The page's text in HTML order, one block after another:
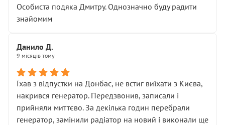
Особиста подяка Дмитру. Однозначно буду радити
знайомим
Данило Д.
9 місяців тому
Їхав з відпустки на Донбас, не встиг виїхати з Києва,
накрився генератор. Передзвонив, записали і
прийняли миттєво. За декілька годин перебрали
генератор, замінили радіатор на новий і виконали ще